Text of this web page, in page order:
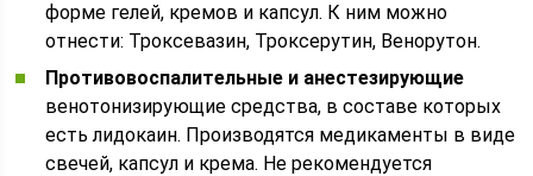
форме гелей, кремов и капсул. К ним можно
отнести: Троксевазин, Троксерутин, Венорутон.
Противовоспалительные и анестезирующие
венотонизирующие средства, в составе которых
есть лидокаин. Производятся медикаменты в виде
свечей, капсул и крема. Не рекомендуется